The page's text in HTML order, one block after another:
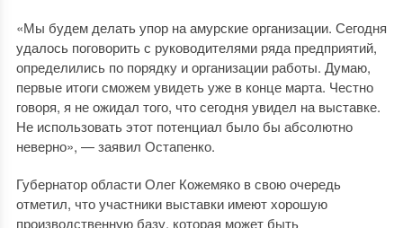
«Мы будем делать упор на амурские организации. Сегодня
удалось поговорить с руководителями ряда предприятий,
определились по порядку и организации работы. Думаю,
первые итоги сможем увидеть уже в конце марта. Честно
говоря, я не ожидал того, что сегодня увидел на выставке.
Не использовать этот потенциал было бы абсолютно
неверно», — заявил Остапенко.
Губернатор области Олег Кожемяко в свою очередь
отметил, что участники выставки имеют хорошую
производственную базу, которая может быть